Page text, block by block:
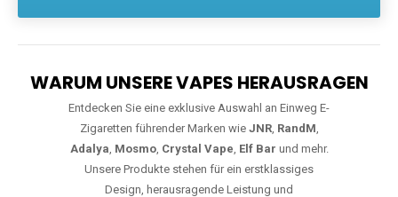
WARUM UNSERE VAPES HERAUSRAGEN
Entdecken Sie eine exklusive Auswahl an Einweg E-
Zigaretten führender Marken wie JNR, RandM,
Adalya, Mosmo, Crystal Vape, Elf Bar und mehr.
Unsere Produkte stehen für ein erstklassiges
Design, herausragende Leistung und